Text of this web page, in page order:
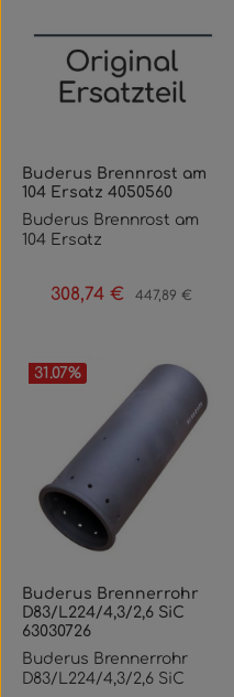
Buderus Brennrost am
104 Ersatz 4050560
Buderus Brennrost am
104 Ersatz
Verkaufspreis:
308,74 € Regulärer Preis:
447,89 €
31.07%
Buderus Brennerrohr
D83/L224/4,3/2,6 SiC
63030726
Buderus Brennerrohr
D83/L224/4,3/2,6 SiC